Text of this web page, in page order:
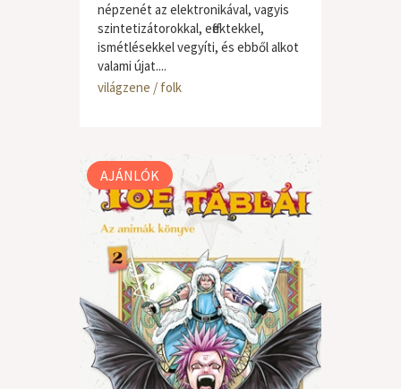
népzenét az elektronikával, vagyis
szintetizátorokkal, effektekkel,
ismétlésekkel vegyíti, és ebből alkot
valami újat....
világzene / folk
AJÁNLÓK